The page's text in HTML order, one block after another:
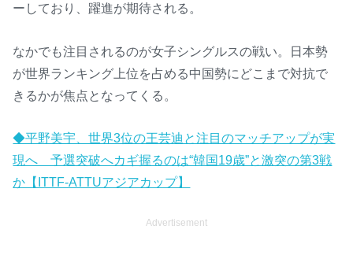
ーしており、躍進が期待される。
なかでも注目されるのが女子シングルスの戦い。日本勢
が世界ランキング上位を占める中国勢にどこまで対抗で
きるかが焦点となってくる。
◆平野美宇、世界3位の王芸迪と注目のマッチアップが実
現へ 予選突破へカギ握るのは“韓国19歳”と激突の第3戦
か【ITTF-ATTUアジアカップ】
Advertisement